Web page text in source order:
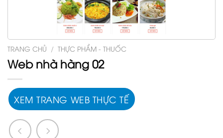
TRANG CHỦ / THỰC PHẨM - THUỐC
Web nhà hàng 02
XEM TRANG WEB THỰC TẾ